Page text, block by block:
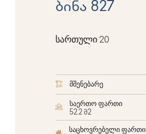
ბინა 827
სართული 20
მშენებარე
საერთო ფართი
52.2 მ2
საცხოვრებელი ფართი